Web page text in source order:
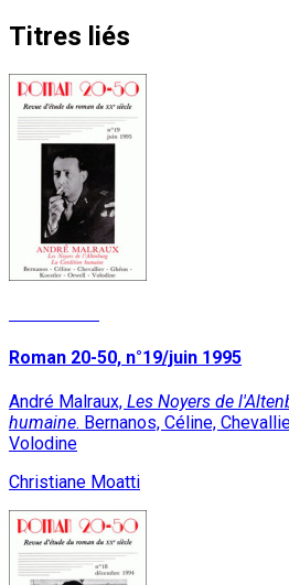
Titres liés
Roman 20-50, n°19/juin 1995
André Malraux, Les Noyers de
humaine. Bernanos, Céline,
Volodine
Christiane Moatti